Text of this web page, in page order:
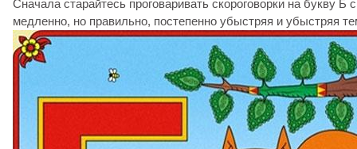
Сначала старайтесь проговаривать скороговорки на букву Б
медленно, но правильно, постепенно убыстряя и убыстряя